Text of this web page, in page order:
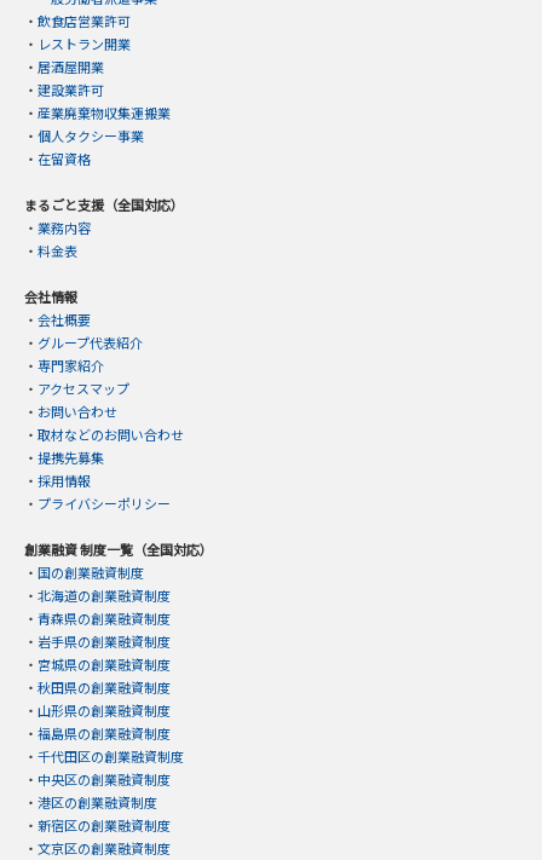
・ 飲食店営業許可
・ レストラン開業
・ 居酒屋開業
・ 建設業許可
・ 産業廃棄物収集運搬業
・ 個人タクシー事業
・ 在留資格
まるごと支援（全国対応）
・ 業務内容
・ 料金表
会社情報
・ 会社概要
・ グループ代表紹介
・ 専門家紹介
・ アクセスマップ
・ お問い合わせ
・ 取材などのお問い合わせ
・ 提携先募集
・ 採用情報
・ プライバシーポリシー
創業融資 制度一覧（全国対応）
・ 国の創業融資制度
・ 北海道の創業融資制度
・ 青森県の創業融資制度
・ 岩手県の創業融資制度
・ 宮城県の創業融資制度
・ 秋田県の創業融資制度
・ 山形県の創業融資制度
・ 福島県の創業融資制度
・ 千代田区の創業融資制度
・ 中央区の創業融資制度
・ 港区の創業融資制度
・ 新宿区の創業融資制度
・ 文京区の創業融資制度